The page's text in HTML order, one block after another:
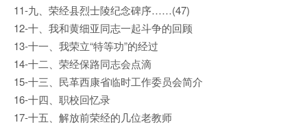
11-九、荣经县烈士陵纪念碑序……(47)
12-十、我和黄细亚同志一起斗争的回顾
13-十一、我荣立“特等功”的经过
14-十二、荣经保路同志会点滴
15-十三、民革西康省临时工作委员会简介
16-十四、职校回忆录
17-十五、解放前荣经的几位老教师